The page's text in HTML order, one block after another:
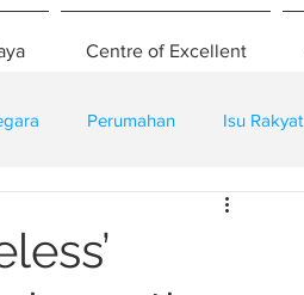
Centre of Excellent
Perumahan Isu Rakyat